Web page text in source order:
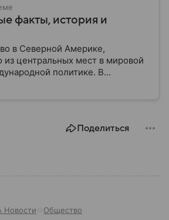
факты, история и
в Северной Америке,
центральных мест в мировой
политике. В
сведения об этой стране.
Поделиться
Общество